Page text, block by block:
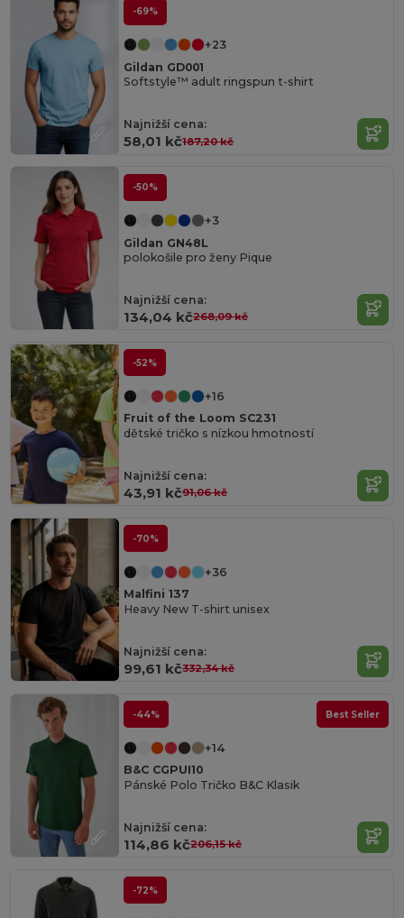
-69%
+23
Gildan GD001
Softstyle™ adult ringspun t-shirt
Najnižší cena:
58,01 kč187,20 kč
-50%
+3
Gildan GN48L
polokošile pro ženy Pique
Najnižší cena:
134,04 kč268,09 kč
-52%
+16
Fruit of the Loom SC231
dětské tričko s nízkou hmotností
Najnižší cena:
43,91 kč91,06 kč
-70%
+36
Malfini 137
Heavy New T-shirt unisex
Najnižší cena:
99,61 kč332,34 kč
-44% Best Seller
+14
B&C CGPUI10
Pánské Polo Tričko B&C Klasik
Najnižší cena:
114,86 kč206,15 kč
-72%